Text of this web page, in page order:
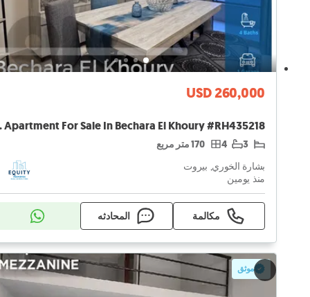
USD 260,000
3
4 170 متر مربع
بشارة الخوري, بيروت
منذ يومين
مكالمة المحادثه
موثق